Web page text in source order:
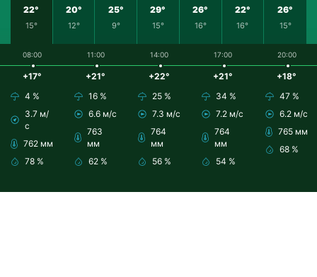
22°
15°
20°
12°
25°
9°
29°
15°
26°
16°
22°
16°
26°
15°
08:00
+17°
4 %
3.7 м/
с
762 мм
78 %
11:00
+21°
16 %
6.6 м/с
763
мм
62 %
14:00
+22°
25 %
7.3 м/с
764
мм
56 %
17:00
+21°
34 %
7.2 м/с
764
мм
54 %
20:00
+18°
47 %
6.2 м/с
765 мм
68 %